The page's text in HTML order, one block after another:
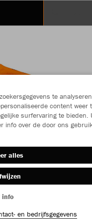
te
content weer
surfervaring te bieden.
info over de door ons
alles
info
en bedrijfsgegevens